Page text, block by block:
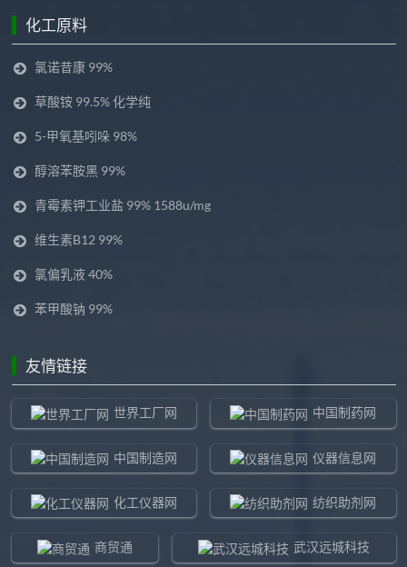
化工原料
氯诺昔康 99%
草酸铵 99.5% 化学纯
5-甲氧基吲哚 98%
醇溶苯胺黑 99%
青霉素钾工业盐 99% 1588u/mg
维生素B12 99%
氯偏乳液 40%
苯甲酸钠 99%
友情链接
世界工厂网 中国制药网
中国制造网 仪器信息网
化工仪器网 纺织助剂网
商贸通 武汉远城科技